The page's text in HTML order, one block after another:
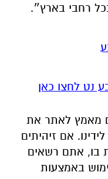
רחבי בארץ״.
נט לחצו כאן
מאמץ לאתר את
אם זיהיתים
בו, אתם רשאים
באמצעות